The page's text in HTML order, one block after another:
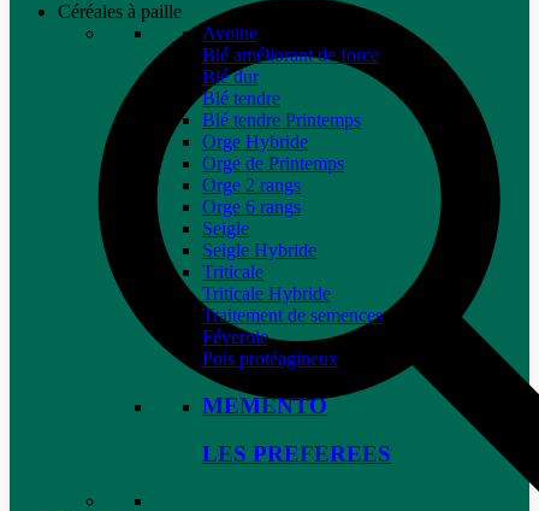
Céréales à paille
Avoine
Blé améliorant de force
Blé dur
Blé tendre
Blé tendre Printemps
Orge Hybride
Orge de Printemps
Orge 2 rangs
Orge 6 rangs
Seigle
Seigle Hybride
Triticale
Triticale Hybride
Traitement de semences
Féverole
Pois protéagineux
MEMENTO
LES PREFEREES